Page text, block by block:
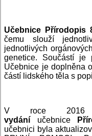
Učebnice Přírodopis
čemu slouží
jednotlivých
genetice. Součástí je
Učebnice je doplněna
částí lidského těla s
V roce
vydání učebnice
učebnici byla